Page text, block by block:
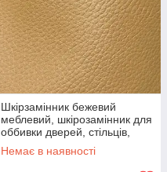
Шкірзамінник бежевий
меблевий, шкірозамінник для
оббивки дверей, стільців,
дивана і м'якого куточка
Немає в наявності